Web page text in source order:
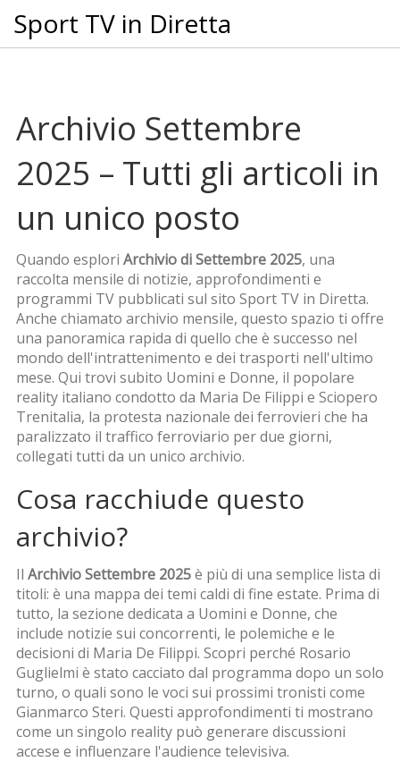
Sport TV in Diretta
Archivio Settembre
2025 – Tutti gli articoli in
un unico posto
Quando esplori Archivio di Settembre 2025, una
raccolta mensile di notizie, approfondimenti e
programmi TV pubblicati sul sito Sport TV in Diretta.
Anche chiamato archivio mensile, questo spazio ti offre
una panoramica rapida di quello che è successo nel
mondo dell'intrattenimento e dei trasporti nell'ultimo
mese. Qui trovi subito Uomini e Donne, il popolare
reality italiano condotto da Maria De Filippi e Sciopero
Trenitalia, la protesta nazionale dei ferrovieri che ha
paralizzato il traffico ferroviario per due giorni,
collegati tutti da un unico archivio.
Cosa racchiude questo
archivio?
Il Archivio Settembre 2025è più di una semplice lista di
titoli: è una mappa dei temi caldi di fine estate. Prima di
tutto, la sezione dedicata a Uomini e Donne, che
include notizie sui concorrenti, le polemiche e le
decisioni di Maria De Filippi. Scopri perché Rosario
Guglielmi è stato cacciato dal programma dopo un solo
turno, o quali sono le voci sui prossimi tronisti come
Gianmarco Steri. Questi approfondimenti ti mostrano
come un singolo reality può generare discussioni
accese e influenzare l'audience televisiva.